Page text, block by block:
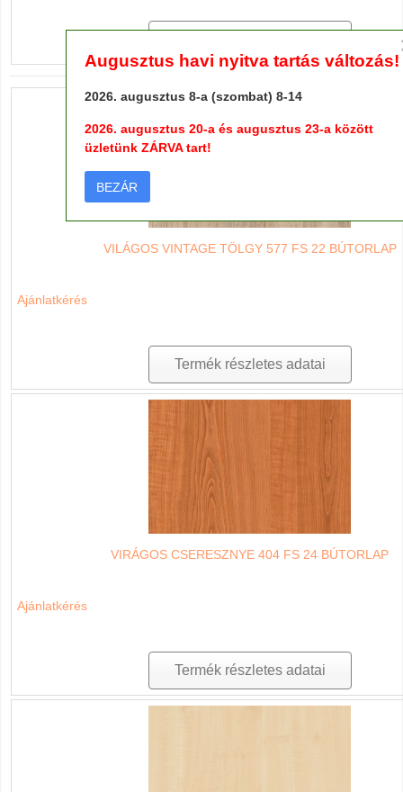
VILÁGOS VINTAGE TÖLGY 577 FS 22 BÚTORLAP
Ajánlatkérés
Termék részletes adatai
VIRÁGOS CSERESZNYE 404 FS 24 BÚTORLAP
Ajánlatkérés
Termék részletes adatai
Augusztus havi nyitva tartás változás!
2026. augusztus 8-a (szombat) 8-14
2026. augusztus 20-a és augusztus 23-a között
üzletünk ZÁRVA tart!
BEZÁR